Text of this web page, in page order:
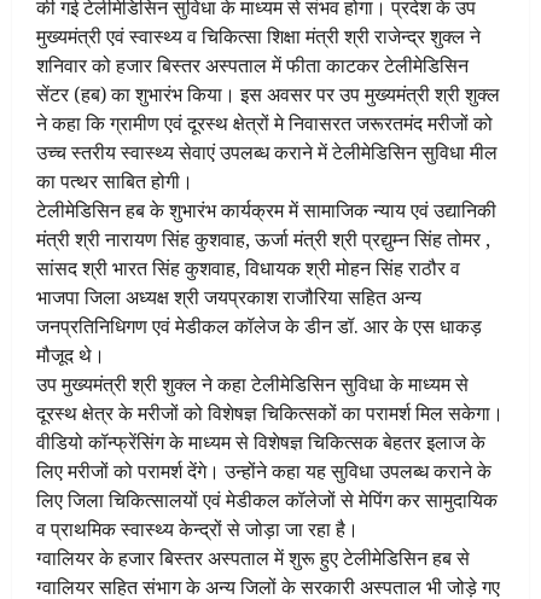
की गई टेलीमेडिसिन सुविधा के माध्यम से संभव होगा। प्रदेश के उप
मुख्यमंत्री एवं स्वास्थ्य व चिकित्सा शिक्षा मंत्री श्री राजेन्द्र शुक्ल ने
शनिवार को हजार बिस्तर अस्पताल में फीता काटकर टेलीमेडिसिन
सेंटर (हब) का शुभारंभ किया। इस अवसर पर उप मुख्यमंत्री श्री शुक्ल
ने कहा कि ग्रामीण एवं दूरस्थ क्षेत्रों मे निवासरत जरूरतमंद मरीजों को
उच्च स्तरीय स्वास्थ्य सेवाएं उपलब्ध कराने में टेलीमेडिसिन सुविधा मील
का पत्थर साबित होगी।
टेलीमेडिसिन हब के शुभारंभ कार्यक्रम में सामाजिक न्याय एवं उद्यानिकी
मंत्री श्री नारायण सिंह कुशवाह, ऊर्जा मंत्री श्री प्रद्युम्न सिंह तोमर ,
सांसद श्री भारत सिंह कुशवाह, विधायक श्री मोहन सिंह राठौर व
भाजपा जिला अध्यक्ष श्री जयप्रकाश राजौरिया सहित अन्य
जनप्रतिनिधिगण एवं मेडीकल कॉलेज के डीन डॉ. आर के एस धाकड़
मौजूद थे।
उप मुख्यमंत्री श्री शुक्ल ने कहा टेलीमेडिसिन सुविधा के माध्यम से
दूरस्थ क्षेत्र के मरीजों को विशेषज्ञ चिकित्सकों का परामर्श मिल सकेगा।
वीडियो कॉन्फ्रेंसिंग के माध्यम से विशेषज्ञ चिकित्सक बेहतर इलाज के
लिए मरीजों को परामर्श देंगे। उन्होंने कहा यह सुविधा उपलब्ध कराने के
लिए जिला चिकित्सालयों एवं मेडीकल कॉलेजों से मेपिंग कर सामुदायिक
व प्राथमिक स्वास्थ्य केन्द्रों से जोड़ा जा रहा है।
ग्वालियर के हजार बिस्तर अस्पताल में शुरू हुए टेलीमेडिसिन हब से
ग्वालियर सहित संभाग के अन्य जिलों के सरकारी अस्पताल भी जोड़े गए